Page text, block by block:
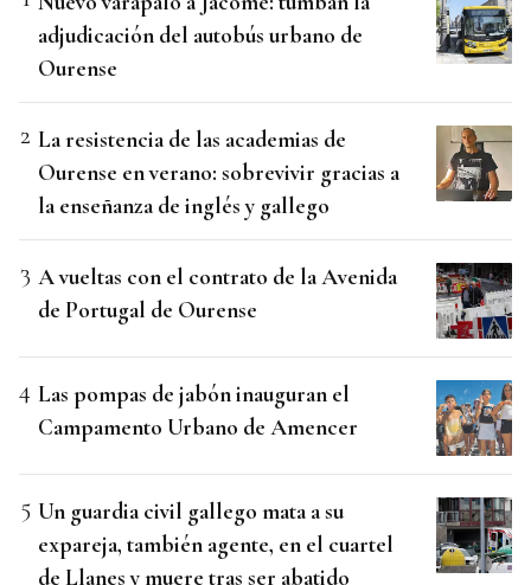
adjudicación del autobús urbano de
Ourense
La resistencia de las academias de
Ourense en verano: sobrevivir gracias a
la enseñanza de inglés y gallego
A vueltas con el contrato de la Avenida
de Portugal de Ourense
Las pompas de jabón inauguran el
Campamento Urbano de Amencer
Un guardia civil gallego mata a su
expareja, también agente, en el cuartel
de Llanes y muere tras ser abatido